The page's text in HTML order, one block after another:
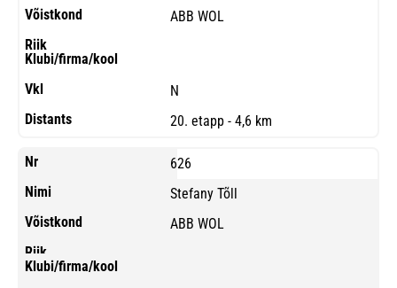
ABB WOL
N
20. etapp - 4,6 km
626
Stefany Tõll
ABB WOL